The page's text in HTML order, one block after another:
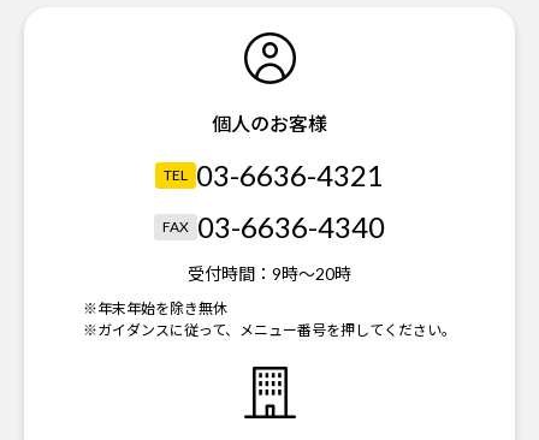
個人のお客様
TEL 03-6636-4321
FAX 03-6636-4340
受付時間： 9時～20時
※年末年始を除き無休
※ガイダンスに従って、メニュー番号を押してください。